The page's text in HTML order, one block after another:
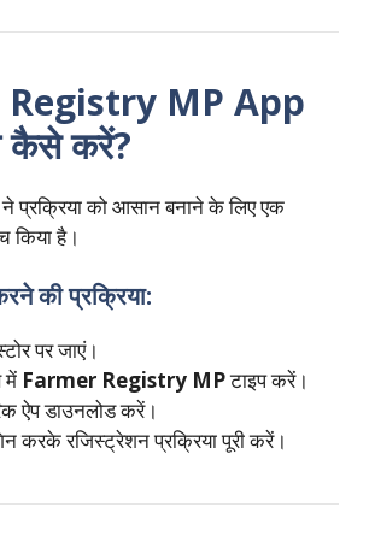
MP App
कैसे करें?
प्रक्रिया को आसान बनाने के लिए एक
किया है।
की प्रक्रिया:
पर जाएं।
में Farmer Registry MPटाइप करें।
ऐप डाउनलोड करें।
करके रजिस्ट्रेशन प्रक्रिया पूरी करें।